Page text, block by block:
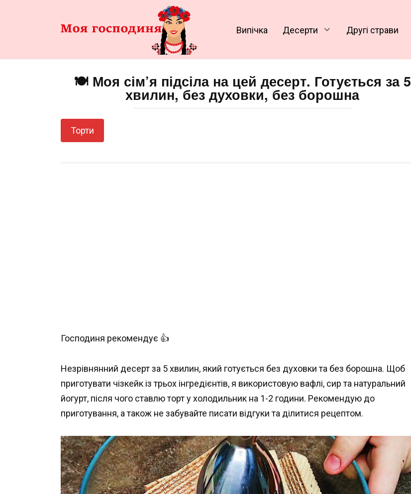
Випічка Десерти Другі страви
🍽️ Моя сім’я підсіла на цей десерт. Готується за 5
хвилин, без духовки, без борошна
Торти
Господиня рекомендує 👍
Незрівнянний десерт за 5 хвилин, який готується без духовки та без борошна. Щоб
приготувати чізкейк із трьох інгредієнтів, я використовую вафлі, сир та натуральний
йогурт, після чого ставлю торт у холодильник на 1-2 години. Рекомендую до
приготування, а також не забувайте писати відгуки та ділитися рецептом.